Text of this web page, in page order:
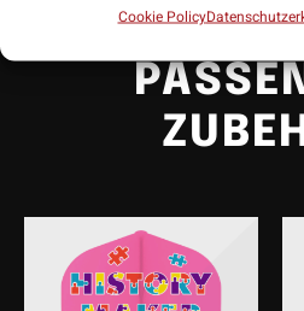
Cookie Policy